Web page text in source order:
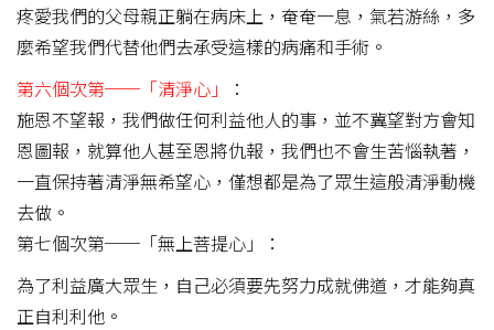
疼愛我們的父母親正躺在病床上，奄奄一息，氣若游絲，多
麼希望我們代替他們去承受這樣的病痛和手術。
第六個次第──「清淨心」
：
施恩不望報，我們做任何利益他人的事，並不冀望對方會知
恩圖報，就算他人甚至恩將仇報，我們也不會生苦惱執著，
一直保持著清淨無希望心，僅想都是為了眾生這般清淨動機
去做。
第七個次第──「無上菩提心」：
為了利益廣大眾生，自己必須要先努力成就佛道，才能夠真
正自利利他。